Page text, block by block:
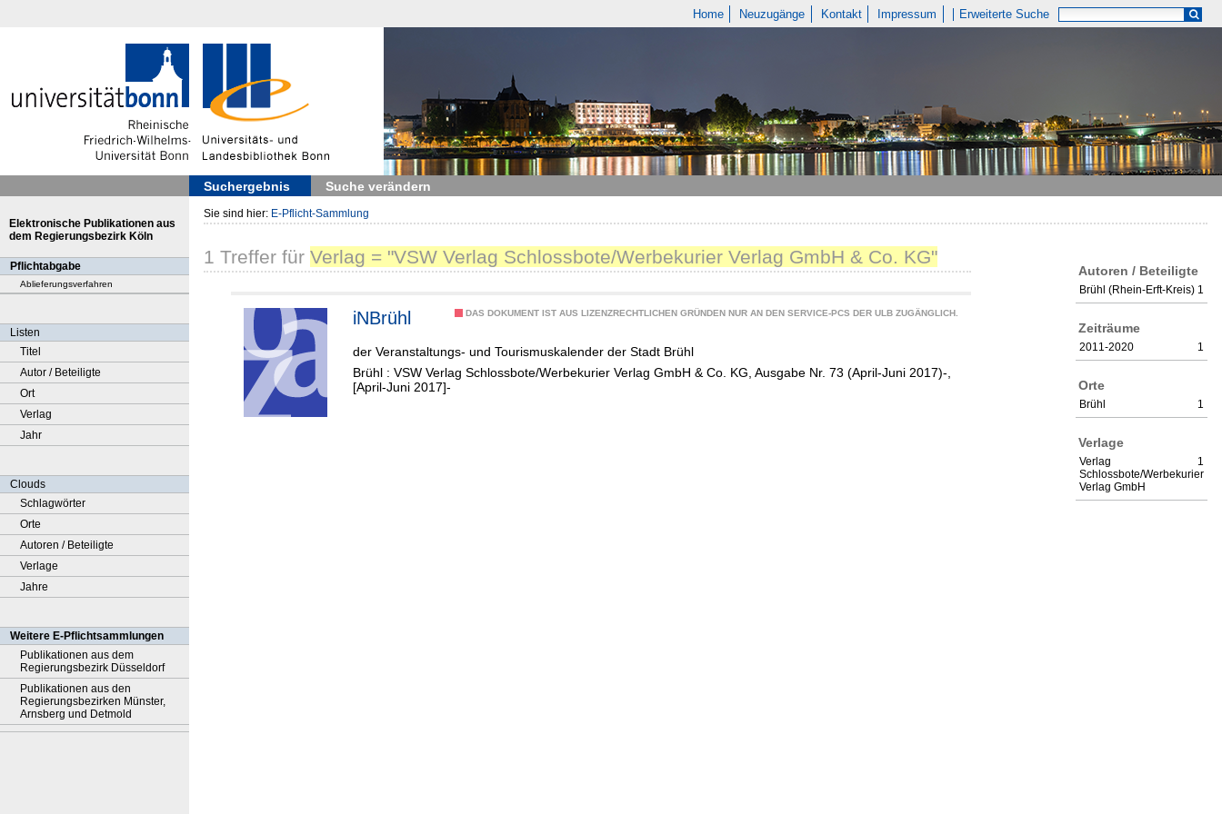
Home Neuzugänge Kontakt Impressum Erweiterte Suche
Suchergebnis Suche verändern
Elektronische Publikationen aus
dem Regierungsbezirk Köln
Pflichtabgabe
Ablieferungsverfahren
Listen
Titel
Autor / Beteiligte
Ort
Verlag
Jahr
Clouds
Schlagwörter
Orte
Autoren / Beteiligte
Verlage
Jahre
Weitere E-Pflichtsammlungen
Publikationen aus dem
Regierungsbezirk Düsseldorf
Publikationen aus den
Regierungsbezirken Münster,
Arnsberg und Detmold
Sie sind hier: E-Pflicht-Sammlung
Autoren / Beteiligte
1
Brühl (Rhein-Erft-Kreis)
Zeiträume
1
2011-2020
Orte
1
Brühl
Verlage
1
Verlag
Schlossbote/Werbekurier
Verlag GmbH
1 Treffer für Verlag = "VSW Verlag Schlossbote/Werbekurier Verlag GmbH & Co. KG"
DAS DOKUMENT IST AUS LIZENZRECHTLICHEN GRÜNDEN NUR AN DEN SERVICE-PCS DER ULB ZUGÄNGLICH.
iNBrühl
der Veranstaltungs- und Tourismuskalender der Stadt Brühl
Brühl : VSW Verlag Schlossbote/Werbekurier Verlag GmbH & Co. KG, Ausgabe Nr. 73 (April-Juni 2017)-,
[April-Juni 2017]-